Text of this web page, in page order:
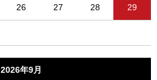
26 27 28 29
2026年9月